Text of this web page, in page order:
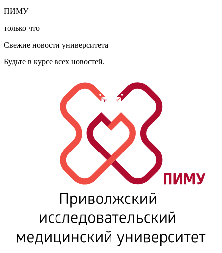
ПИМУ
только что
Свежие новости университета
Будьте в курсе всех новостей.